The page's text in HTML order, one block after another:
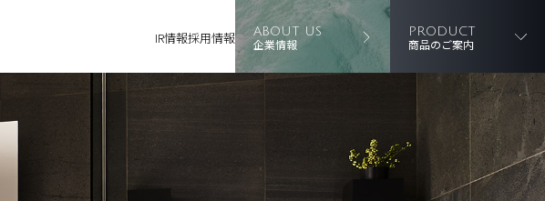
IR情報採用情報 ABOUT US
企業情報
PRODUCT
商品のご案内